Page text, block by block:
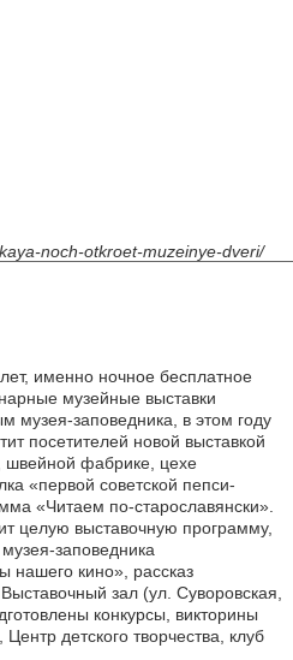
noch-otkroet-muzeinye-dveri/
именно ночное бесплатное
музейные выставки
музея-заповедника, в этом году
посетителей новой выставкой
швейной фабрике, цехе
«первой советской пепси-
«Читаем по-старославянски».
целую выставочную программу,
заповедника
нашего кино», рассказ
зал (ул. Суворовская,
конкурсы, викторины
детского творчества, клуб